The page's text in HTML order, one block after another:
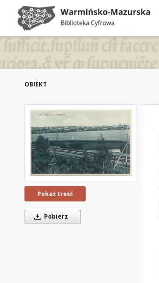
OBIEKT
Pokaż treść
Pobierz